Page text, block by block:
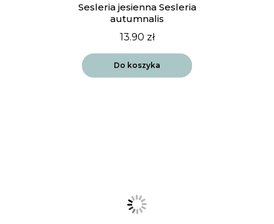
Sesleria jesienna Sesleria
autumnalis
13.90 zł
Do koszyka